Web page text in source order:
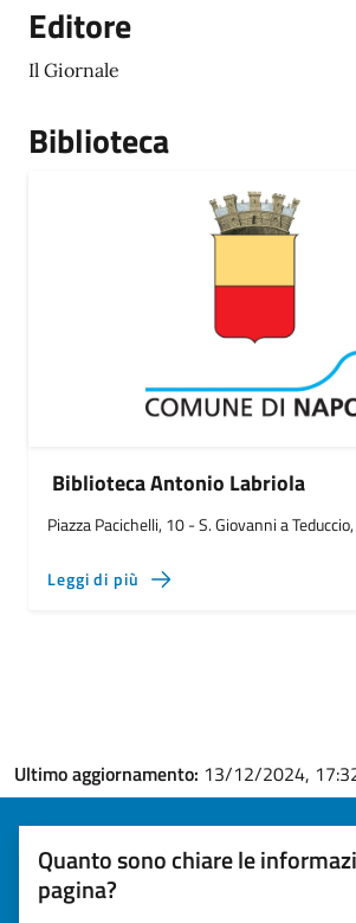
Editore
Il Giornale
Biblioteca
Biblioteca Antonio Labriola
Piazza Pacichelli, 10 - S. Giovanni a
Leggi di più
Ultimo aggiornamento: 13/12/2024,
Quanto sono chiare le
pagina?